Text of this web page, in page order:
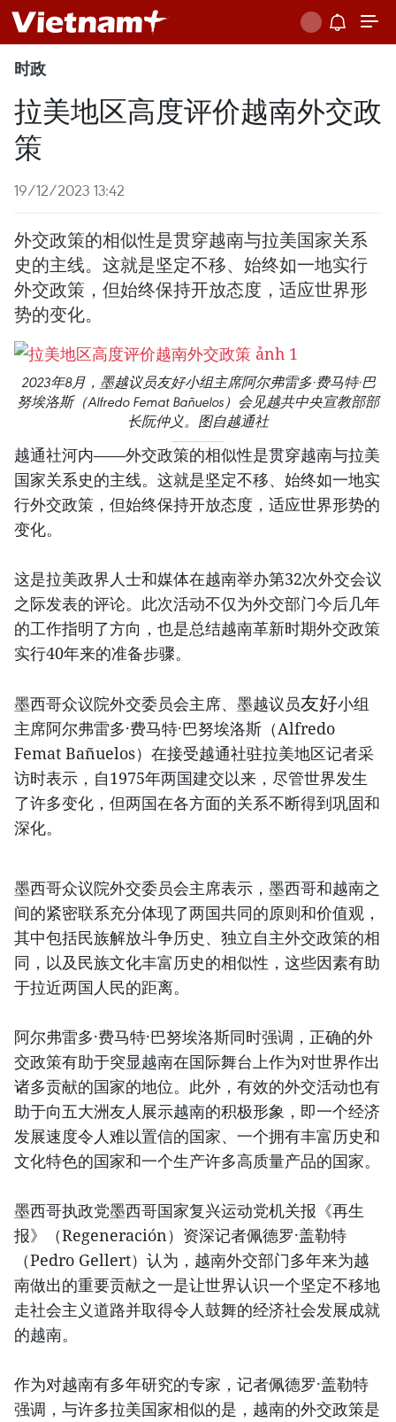
时政
拉美地区高度评价越南外交政
策
19/12/2023 13:42
外交政策的相似性是贯穿越南与拉美国家关系
史的主线。这就是坚定不移、始终如一地实行
外交政策，但始终保持开放态度，适应世界形
势的变化。
2023年8月，墨越议员友好小组主席阿尔弗雷多·费马特·巴
努埃洛斯（Alfredo Femat Bañuelos）会见越共中央宣教部部
长阮仲义。图自越通社
越通社河内——外交政策的相似性是贯穿越南与拉美
国家关系史的主线。这就是坚定不移、始终如一地实
行外交政策，但始终保持开放态度，适应世界形势的
变化。
这是拉美政界人士和媒体在越南举办第32次外交会议
之际发表的评论。此次活动不仅为外交部门今后几年
的工作指明了方向，也是总结越南革新时期外交政策
实行40年来的准备步骤。
墨西哥众议院外交委员会主席、墨越议员友好小组
主席阿尔弗雷多·费马特·巴努埃洛斯（Alfredo
Femat Bañuelos）在接受越通社驻拉美地区记者采
访时表示，自1975年两国建交以来，尽管世界发生
了许多变化，但两国在各方面的关系不断得到巩固和
深化。
墨西哥众议院外交委员会主席表示，墨西哥和越南之
间的紧密联系充分体现了两国共同的原则和价值观，
其中包括民族解放斗争历史、独立自主外交政策的相
同，以及民族文化丰富历史的相似性，这些因素有助
于拉近两国人民的距离。
阿尔弗雷多·费马特·巴努埃洛斯同时强调，正确的外
交政策有助于突显越南在国际舞台上作为对世界作出
诸多贡献的国家的地位。此外，有效的外交活动也有
助于向五大洲友人展示越南的积极形象，即一个经济
发展速度令人难以置信的国家、一个拥有丰富历史和
文化特色的国家和一个生产许多高质量产品的国家。
墨西哥执政党墨西哥国家复兴运动党机关报《再生
报》（Regeneración）资深记者佩德罗·盖勒特
（Pedro Gellert）认为，越南外交部门多年来为越
南做出的重要贡献之一是让世界认识一个坚定不移地
走社会主义道路并取得令人鼓舞的经济社会发展成就
的越南。
作为对越南有多年研究的专家，记者佩德罗·盖勒特
强调，与许多拉美国家相似的是，越南的外交政策是